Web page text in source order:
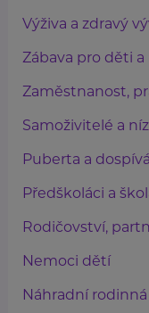
Výživa a zdravý
Zábava pro děti a
Zaměstnanost,
Samoživitelé a
Puberta a
Předškoláci a
Rodičovství,
Nemoci dětí
Náhradní